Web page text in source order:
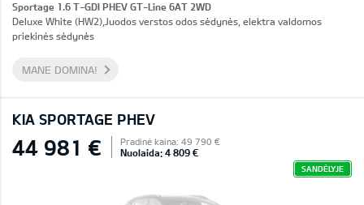
Sportage 1.6 T-GDI PHEV GT-Line 6AT 2WD
Deluxe White (HW2),Juodos verstos odos sėdynės, elektra valdomos
priekinės sėdynės
MANE DOMINA!
KIA SPORTAGE PHEV
44 981 € Pradinė kaina: 49 790 €
Nuolaida: 4 809 €
SANDĖLYJE